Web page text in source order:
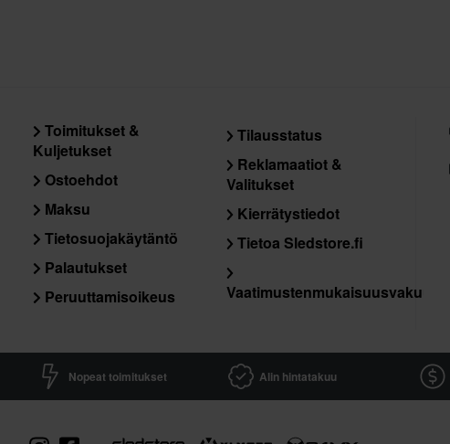
Toimitukset &
Kuljetukset
Ostoehdot
Maksu
Tietosuojakäytäntö
Palautukset
Peruuttamisoikeus
Tilausstatus
Reklamaatiot &
Valitukset
Kierrätystiedot
Tietoa Sledstore.fi
Vaatimustenmukaisuusvakuutus
Nopeat toimitukset Alin hintatakuu